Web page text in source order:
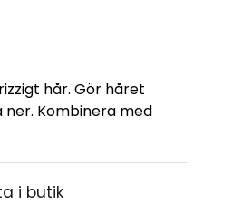
hår. Gör håret
Kombinera med
i butik